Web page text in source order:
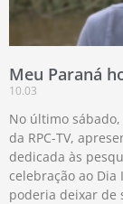
Meu Paraná
10.03
No último sábado,
da RPC-TV,
dedicada às
celebração ao
poderia deixar de